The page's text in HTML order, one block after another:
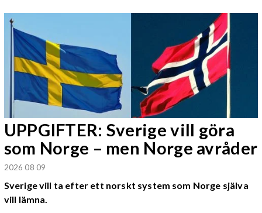
UPPGIFTER: Sverige vill göra
som Norge – men Norge avråder
2026 08 09
Sverige vill ta efter ett norskt system som Norge själva
vill lämna.